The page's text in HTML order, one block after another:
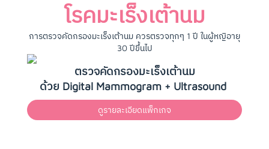
โรคมะเร็งเต้านม
การตรวจคัดกรองมะเร็งเต้านม ควรตรวจทุกๆ 1 ปี ในผู้หญิอายุ
30 ปีขึ้นไป
ตรวจคัดกรองมะเร็งเต้านม
ด้วย Digital Mammogram + Ultrasound
ดูรายละเอียดแพ็กเกจ